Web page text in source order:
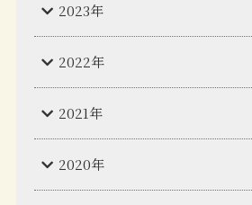
2023年
2022年
2021年
2020年